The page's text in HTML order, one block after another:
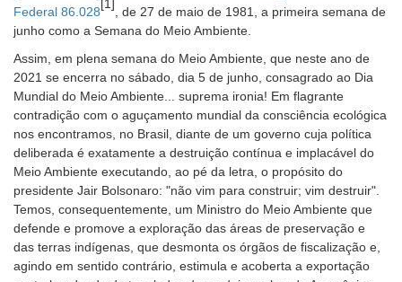
Federal 86.028
[1]
, de 27 de maio de 1981, a primeira semana de
junho como a Semana do Meio Ambiente.
Assim, em plena semana do Meio Ambiente, que neste ano de
2021 se encerra no sábado, dia 5 de junho, consagrado ao Dia
Mundial do Meio Ambiente... suprema ironia! Em flagrante
contradição com o aguçamento mundial da consciência ecológica
nos encontramos, no Brasil, diante de um governo cuja política
deliberada é exatamente a destruição contínua e implacável do
Meio Ambiente executando, ao pé da letra, o propósito do
presidente Jair Bolsonaro: "não vim para construir; vim destruir".
Temos, consequentemente, um Ministro do Meio Ambiente que
defende e promove a exploração das áreas de preservação e
das terras indígenas, que desmonta os órgãos de fiscalização e,
agindo em sentido contrário, estimula e acoberta a exportação